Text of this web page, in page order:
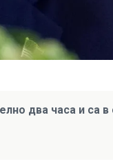
два часа и са в